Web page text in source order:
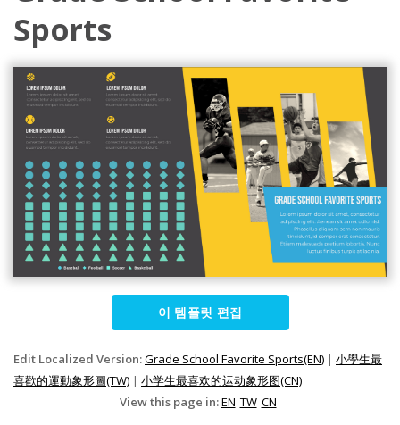
Sports
이 템플릿 편집
Edit Localized Version:Grade School Favorite Sports(EN) | 小學生最
喜歡的運動象形圖(TW) | 小学生最喜欢的运动象形图(CN)
View this page in:EN TW CN